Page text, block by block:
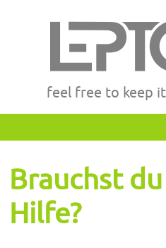
feel free to keep
Brauchst
Hilfe?